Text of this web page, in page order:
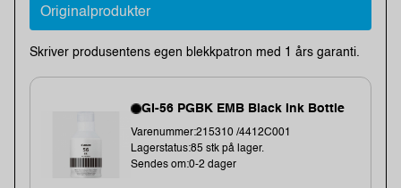
Originalprodukter
Skriver produsentens egen blekkpatron med 1 års garanti.
GI-56 PGBK EMB Black Ink Bottle
Varenummer:215310 /4412C001
Lagerstatus:85 stk på lager.
Sendes om:0-2 dager